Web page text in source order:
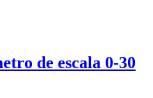
de escala 0-30